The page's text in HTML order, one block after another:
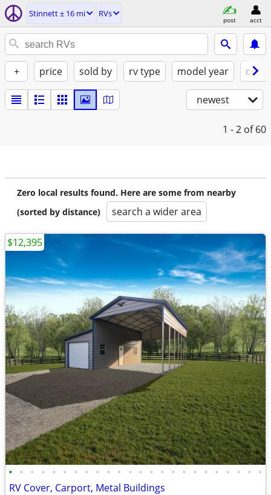
Stinnett ± 16 mi RVs
post acct
+ price sold by rv type model year
newest
1 - 2 of 60
Zero local results found. Here are some from nearby
(sorted by distance)
search a wider area
• • • • • • • • • • • • • • • • • • • • • • • •
RV Cover, Carport, Metal Buildings
$12,395